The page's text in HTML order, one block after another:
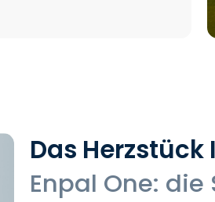
Das
Enpal One: